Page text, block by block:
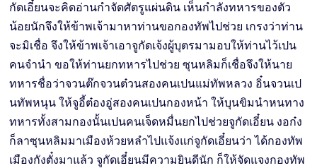
กัดเอี๋ยนจะคิดอ่านกำจัดศัตรูแผ่นดิน เห็นกำลังทหารของตัว
น้อยนักจึงให้ข้าพเจ้ามาหาท่านขอกองทัพไปช่วย เกรงว่าท่าน
จะมิเชื่อ จึงให้ข้าพเจ้าเอาจูกัดเจ้งผู้บุตรมามอบให้ท่านไว้เปน
คนจำนำ ขอให้ท่านยกทหารไปช่วย ซุนหลิมก็เชื่อจึงให้นาย
ทหารชื่อว่าจวนต๊กจวนต๋วนสองคนเปนแม่ทัพหลวง อิ๋นจวนเป
นทัพหนุน ให้จูอี้ต๋องอู่สองคนเปนกองหน้า ให้บุนขิมนำหนทาง
ทหารทั้งสามกองนั้นเปนคนเจ็ดหมื่นยกไปช่วยจูกัดเอี๋ยน งอก๋ง
ก็ลาซุนหลิมมาเมืองห้วยหลำไปแจ้งแก่จูกัดเอี๋ยนว่า ได้กองทัพ
เมืองกังตั๋งมาแล้ว จูกัดเอี๋ยนมีความยินดีนัก ก็ให้จัดแจงกองทัพ